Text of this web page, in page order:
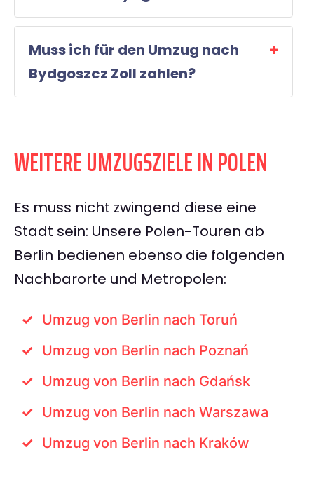
Muss ich für den Umzug nach
Bydgoszcz Zoll zahlen?
WEITERE UMZUGSZIELE IN POLEN
Es muss nicht zwingend diese eine
Stadt sein: Unsere Polen-Touren ab
Berlin bedienen ebenso die folgenden
Nachbarorte und Metropolen:
Umzug von Berlin nach Toruń
Umzug von Berlin nach Poznań
Umzug von Berlin nach Gdańsk
Umzug von Berlin nach Warszawa
Umzug von Berlin nach Kraków